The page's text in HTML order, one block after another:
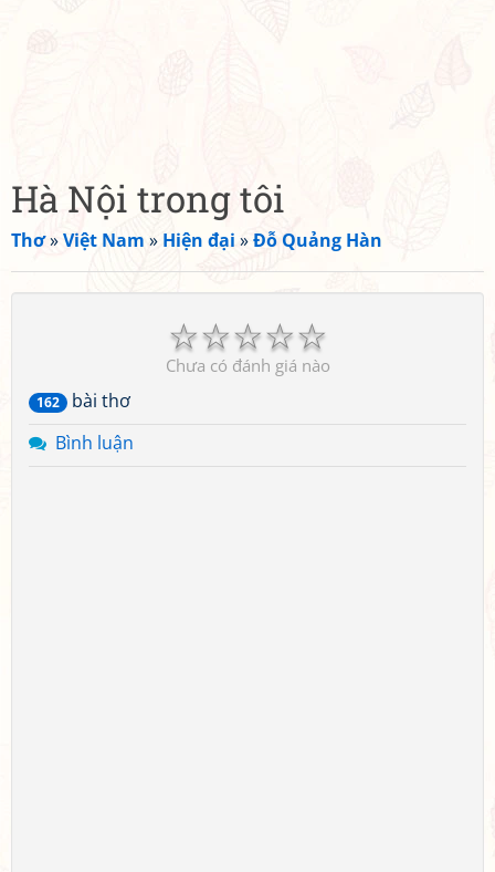
Hà Nội trong tôi
Thơ»Việt Nam » Hiện đại »Đỗ Quảng Hàn
☆
☆
☆
☆
☆
Chưa có đánh giá nào
162
bài thơ
Bình luận